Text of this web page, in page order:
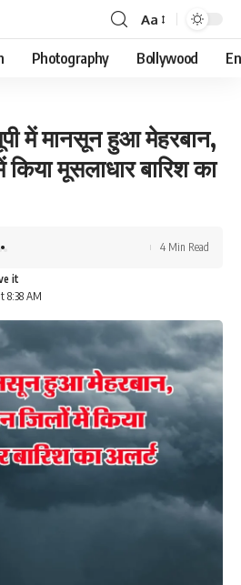
Font
Resizer
Aa
Photography Bollywood
में मानसून हुआ मेहरबान,
मूसलाधार बारिश का
8:38 AM
4 Min Read